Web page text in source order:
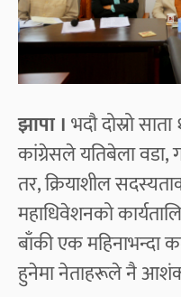
झापा ।भदौ दोस्रो
कांग्रेसले यतिबेला वडा,
तर, क्रियाशील
महाधिवेशनको
बाँकी एक महिनाभन्दा
हुनेमा नेताहरूले नै